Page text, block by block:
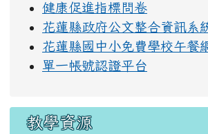
健康促進指標問卷
花蓮縣政府公文整合資訊系
花蓮縣國中小免費學校午餐
單一帳號認證平台
教學資源